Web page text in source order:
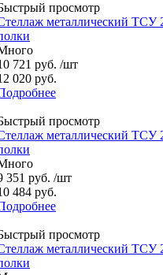
просмотр
металлический ТСУ
721 руб. /шт
020 руб.
просмотр
металлический ТСУ
351 руб. /шт
484 руб.
просмотр
металлический ТСУ